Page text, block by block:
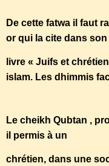
De cette fatwa il faut
or qui la cite dans son
livre « Juifs et
islam. Les dhimmis
Le cheikh Qubtan ,
il permis à un
chrétien, dans une